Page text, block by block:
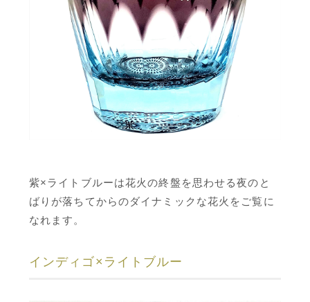
紫×ライトブルーは花火の終盤を思わせる夜のと
ばりが落ちてからのダイナミックな花火をご覧に
なれます。
インディゴ×ライトブルー